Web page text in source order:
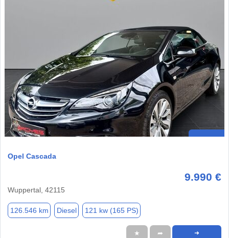
Opel Cascada
9.990 €
Wuppertal, 42115
126.546 km Diesel 121 kw (165 PS)
★ ➦ ➜